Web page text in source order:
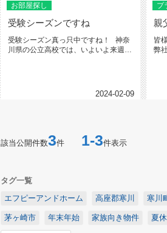
お部屋探し
受験シーズンですね
受験シーズン真っ只中ですね！ 神奈
川県の公立高校では、いよいよ来週に
2024-02-09
プ
親
皆
弊
該当公開件数3件 1-3件表示
タグ一覧
エフピーアンドホーム
高座郡寒川 寒川
茅ヶ崎市 年末年始 家族向き物件 夏